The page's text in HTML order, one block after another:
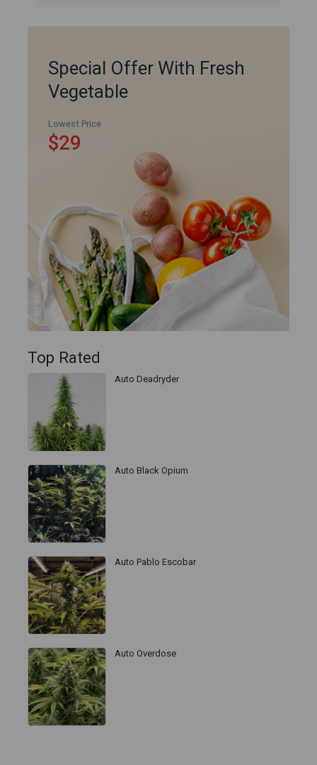
Special Offer With Fresh
Vegetable
Lowest Price
$29
Top Rated
Auto Deadryder
Auto Black Opium
Auto Pablo Escobar
Auto Overdose